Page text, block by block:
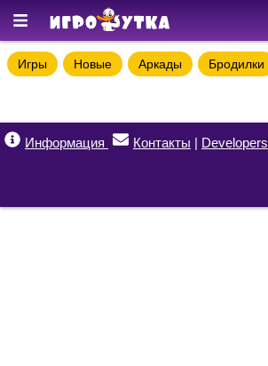
Игры Новые Аркады Бродилки
Информация Контакты | Developers